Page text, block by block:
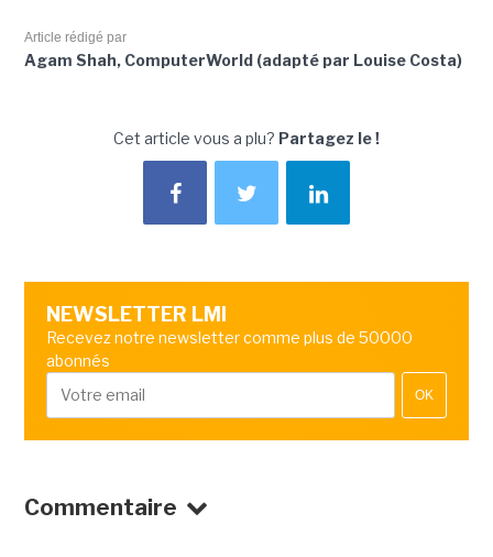
Article rédigé par
Agam Shah, ComputerWorld (adapté par Louise Costa)
Cet article vous a plu? Partagez le !
NEWSLETTER LMI
Recevez notre newsletter comme plus de 50000
abonnés
OK
Commentaire